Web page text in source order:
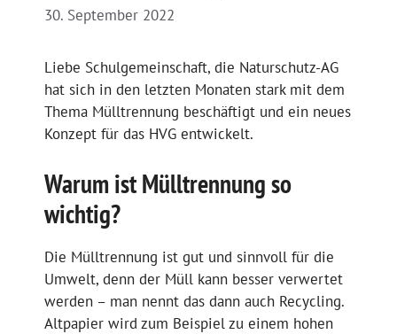
30. September 2022
Liebe Schulgemeinschaft, die Naturschutz-AG
hat sich in den letzten Monaten stark mit dem
Thema Mülltrennung beschäftigt und ein neues
Konzept für das HVG entwickelt.
Warum ist Mülltrennung so
wichtig?
Die Mülltrennung ist gut und sinnvoll für die
Umwelt, denn der Müll kann besser verwertet
werden – man nennt das dann auch Recycling.
Altpapier wird zum Beispiel zu einem hohen